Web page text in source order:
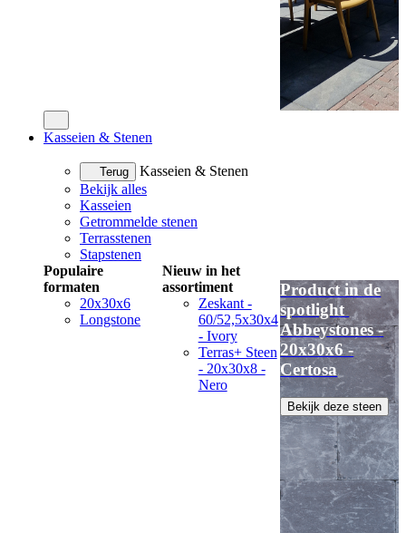
Kasseien & Stenen
Terug
Kasseien & Stenen
Bekijk alles
Kasseien
Getrommelde stenen
Terrasstenen
Stapstenen
Populaire
formaten
20x30x6
Longstone
Nieuw in het
assortiment
Zeskant -
60/52,5x30x4
- Ivory
Terras+ Steen
- 20x30x8 -
Nero
Product in de
spotlight
Abbeystones -
20x30x6 -
Certosa
Bekijk deze steen